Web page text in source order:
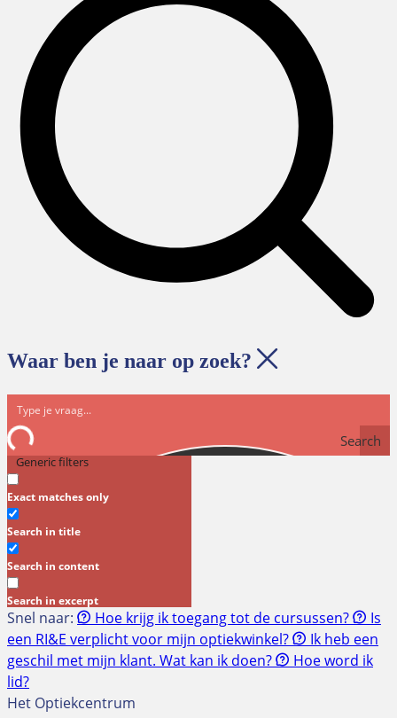
Waar ben je naar op zoek?
Search
Generic filters
Exact matches only
Search in title
Search in content
Search in excerpt
Snel naar: Hoe krijg ik toegang tot de cursussen?
Is
een RI&E verplicht voor mijn optiekwinkel?
Ik heb een
geschil met mijn klant. Wat kan ik doen?
Hoe word ik
lid?
Het Optiekcentrum